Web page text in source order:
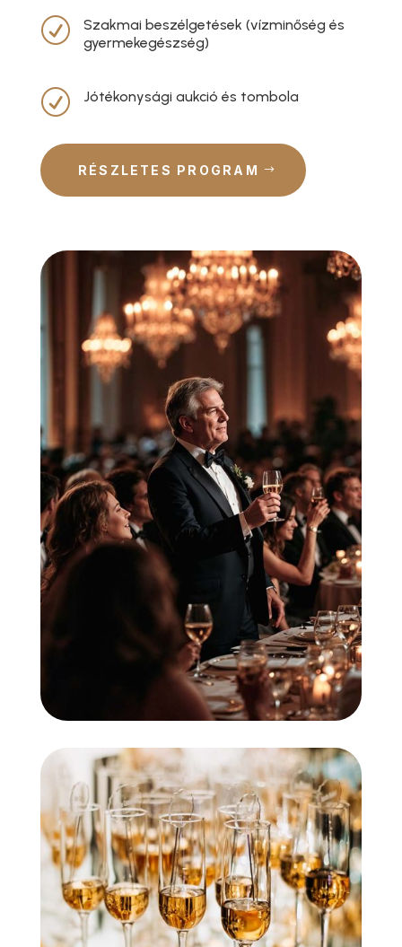
R
Szakmai beszélgetések (vízminőség és
gyermekegészség)
R Jótékonysági aukció és tombola
RÉSZLETES PROGRAM